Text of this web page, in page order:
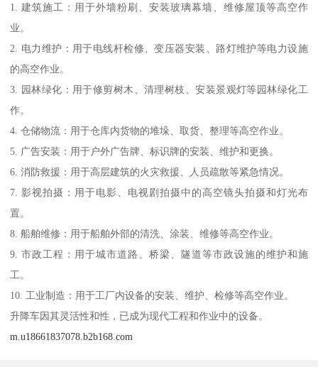
1. 建筑施工：用于外墙粉刷、安装玻璃幕墙、维修屋顶等高空作
业。
2. 电力维护：用于电线杆检修、变压器安装、路灯维护等电力设施
的高空作业。
3. 园林绿化：用于修剪树木、清理树枝、安装景观灯等园林绿化工
作。
4. 仓储物流：用于仓库内货物的堆垛、取货、整理等高空作业。
5. 广告安装：用于户外广告牌、标识牌的安装、维护和更换。
6. 消防救援：用于高层建筑的火灾救援、人员疏散等紧急情况。
7. 影视拍摄：用于电影、电视剧拍摄中的高空镜头拍摄和灯光布
置。
8. 船舶维修：用于船舶外部的清洗、涂装、维修等高空作业。
9. 市政工程：用于城市道路、桥梁、隧道等市政设施的维护和施
工。
10. 工业制造：用于工厂内设备的安装、维护、检修等高空作业。
升降车因其灵活性和性，已成为现代工程和作业中的设备。
m.u18661837078.b2b168.com